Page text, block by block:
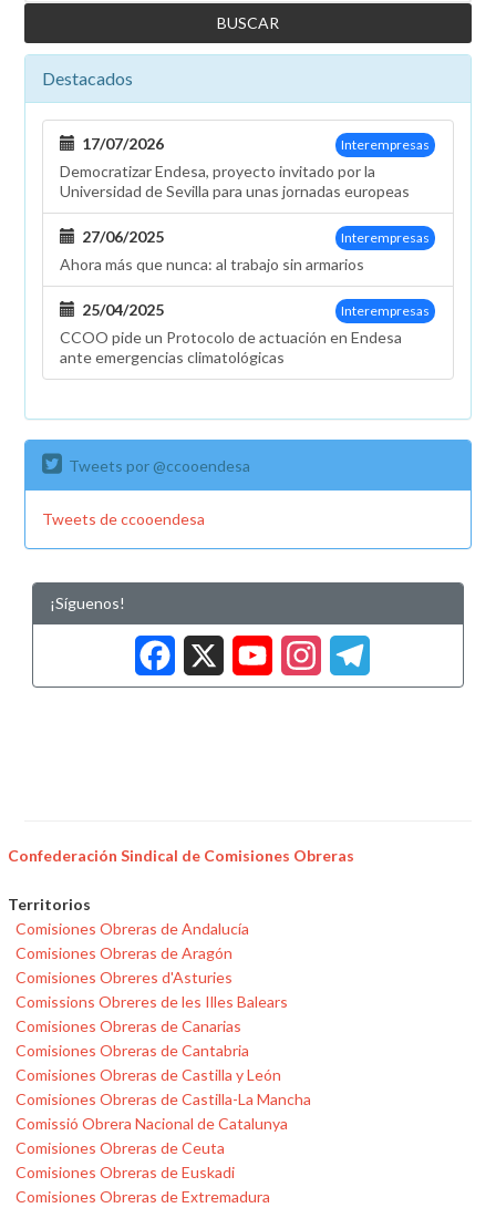
Destacados
Interempresas
17/07/2026
Democratizar Endesa, proyecto invitado por la
Universidad de Sevilla para unas jornadas europeas
Interempresas
27/06/2025
Ahora más que nunca: al trabajo sin armarios
Interempresas
25/04/2025
CCOO pide un Protocolo de actuación en Endesa
ante emergencias climatológicas
Tweets por @ccooendesa
Tweets de ccooendesa
¡Síguenos!
Facebook
X
Confederación Sindical de Comisiones Obreras
Territorios
Comisiones Obreras de Andalucía
Comisiones Obreras de Aragón
Comisiones Obreres d'Asturies
Comissions Obreres de les Illes Balears
Comisiones Obreras de Canarias
Comisiones Obreras de Cantabria
Comisiones Obreras de Castilla y León
Comisiones Obreras de Castilla-La Mancha
Comissió Obrera Nacional de Catalunya
Comisiones Obreras de Ceuta
Comisiones Obreras de Euskadi
Comisiones Obreras de Extremadura